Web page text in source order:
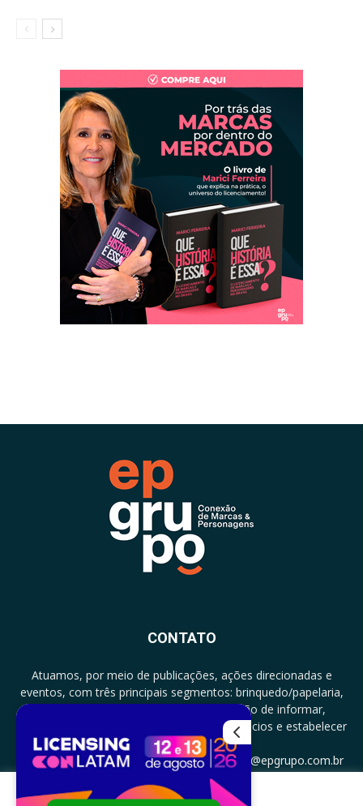
CONTATO
Atuamos, por meio de publicações, ações direcionadas e
eventos, com três principais segmentos: brinquedo/papelaria,
licenciamento e zero a três com a missão de informar,
documentar, proporcionar encontro de negócios e estabelecer
parcerias.
CONTATO: +5511994513097 - atendimento@epgrupo.com.br